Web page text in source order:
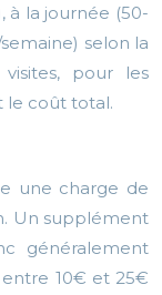
à la journée (50-
selon la
pour les
le coût total.
une charge de
Un supplément
généralement
10€ et 25€